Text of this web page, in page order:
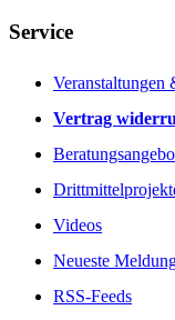
Service
Veranstaltungen
Vertrag
Videos
Neueste
RSS-Feeds